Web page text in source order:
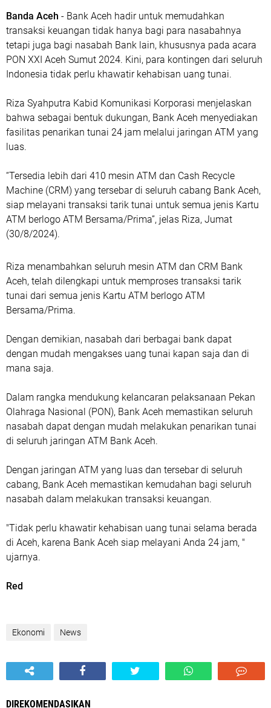
Banda Aceh - Bank Aceh hadir untuk memudahkan
transaksi keuangan tidak hanya bagi para nasabahnya
tetapi juga bagi nasabah Bank lain, khususnya pada acara
PON XXI Aceh Sumut 2024. Kini, para kontingen dari seluruh
Indonesia tidak perlu khawatir kehabisan uang tunai.
Riza Syahputra Kabid Komunikasi Korporasi menjelaskan
bahwa sebagai bentuk dukungan, Bank Aceh menyediakan
fasilitas penarikan tunai 24 jam melalui jaringan ATM yang
luas.
“Tersedia lebih dari 410 mesin ATM dan Cash Recycle
Machine (CRM) yang tersebar di seluruh cabang Bank Aceh,
siap melayani transaksi tarik tunai untuk semua jenis Kartu
ATM berlogo ATM Bersama/Prima”, jelas Riza, Jumat
(30/8/2024).
Riza menambahkan seluruh mesin ATM dan CRM Bank
Aceh, telah dilengkapi untuk memproses transaksi tarik
tunai dari semua jenis Kartu ATM berlogo ATM
Bersama/Prima.
Dengan demikian, nasabah dari berbagai bank dapat
dengan mudah mengakses uang tunai kapan saja dan di
mana saja.
Dalam rangka mendukung kelancaran pelaksanaan Pekan
Olahraga Nasional (PON), Bank Aceh memastikan seluruh
nasabah dapat dengan mudah melakukan penarikan tunai
di seluruh jaringan ATM Bank Aceh.
Dengan jaringan ATM yang luas dan tersebar di seluruh
cabang, Bank Aceh memastikan kemudahan bagi seluruh
nasabah dalam melakukan transaksi keuangan.
"Tidak perlu khawatir kehabisan uang tunai selama berada
di Aceh, karena Bank Aceh siap melayani Anda 24 jam, "
ujarnya.
Red
Ekonomi News
DIREKOMENDASIKAN